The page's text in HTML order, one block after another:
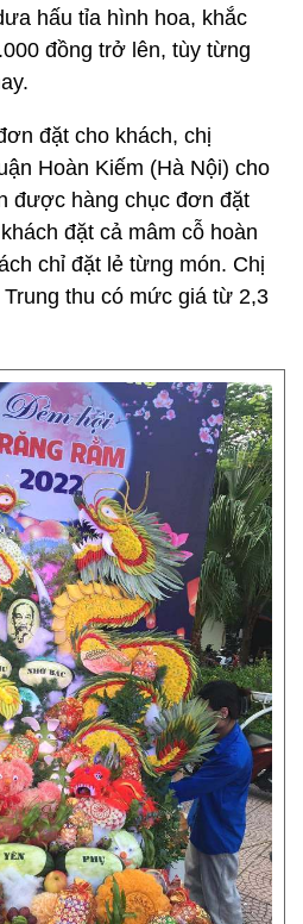
hấu tỉa hình hoa, khắc
đồng trở lên, tùy từng
đặt cho khách, chị
Hoàn Kiếm (Hà Nội) cho
được hàng chục đơn đặt
đặt cả mâm cỗ hoàn
chỉ đặt lẻ từng món. Chị
thu có mức giá từ 2,3